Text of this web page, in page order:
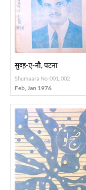
सुब्ह-ए-नौ, पटना
Shumaara No-001, 002
Feb, Jan 1976